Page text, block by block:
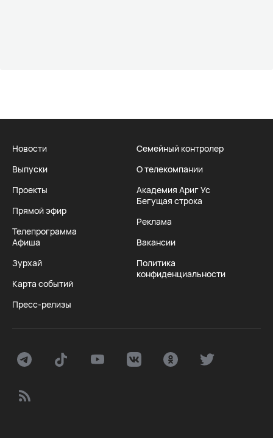
Новости
Выпуски
Проекты
Прямой эфир
Телепрограмма
Афиша
Зурхай
Карта событий
Пресс-релизы
Семейный контролер
О телекомпании
Академия Ариг Ус
Бегущая строка
Реклама
Вакансии
Политика
конфиденциальности